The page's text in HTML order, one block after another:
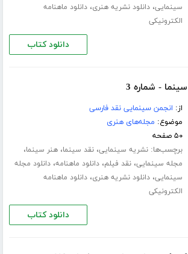
سینمایی،دانلود نشریه هنری،دانلود ماهنامه
الکترونیکی
دانلود کتاب
- شماره 3
از: انجمن سینمایی نقد فارسی
موضوع: مجله‌های هنری
۵۰ صفحه
برچسب‌ها:نشریه سینمایی،نقد سینما،هنر سینما،
مجله سینمایی،نقد فیلم،دانلود ماهنامه،دانلود مجله
سینمایی،دانلود نشریه هنری،دانلود ماهنامه
الکترونیکی
دانلود کتاب